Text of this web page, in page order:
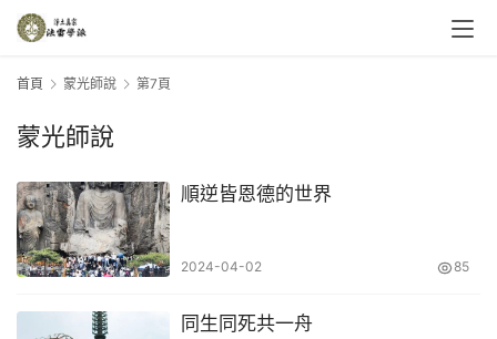
首頁 蒙光師說 第7頁
蒙光師說
順逆皆恩德的世界
2024-04-02 85
同生同死共一舟